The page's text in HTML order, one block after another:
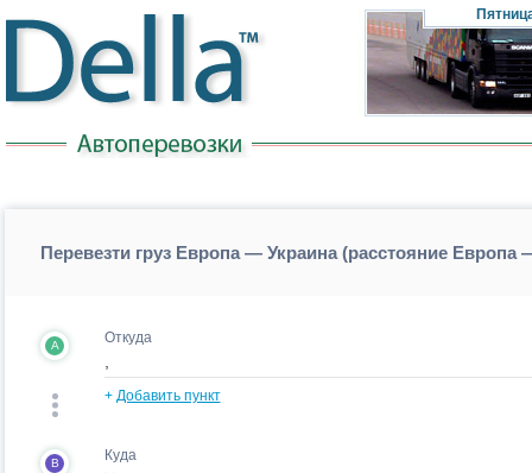
Перевезти груз Европа — Украина (расстояние Европа
A Откуда
+ Добавить пункт
B Куда